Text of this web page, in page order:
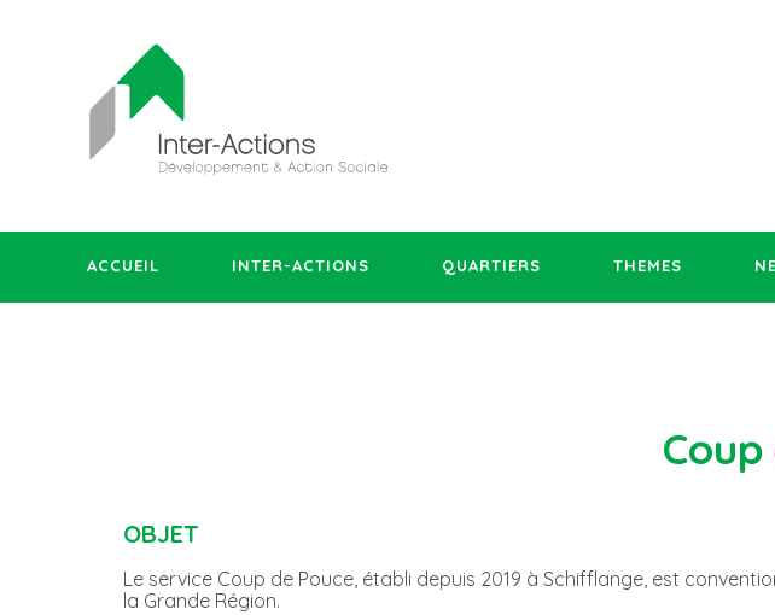
ACCUEIL INTER-ACTIONS QUARTIERS THEMES
OBJET
Le service Coup de Pouce, établi depuis 2019 à Schifflange, est
la Grande Région.